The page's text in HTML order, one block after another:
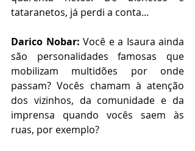
tataranetos, já perdi a conta...
Darico Nobar: Você e a Isaura ainda
são personalidades famosas que
mobilizam multidões por onde
passam? Vocês chamam à atenção
dos vizinhos, da comunidade e da
imprensa quando vocês saem às
ruas, por exemplo?